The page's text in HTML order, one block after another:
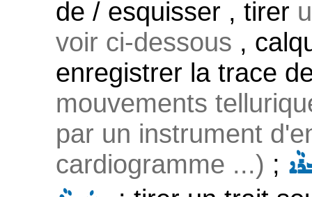
de / esquisser , tirer
voir ci-dessous ,
enregistrer la trace
mouvements
par un instrument
cardiogramme ...) ;